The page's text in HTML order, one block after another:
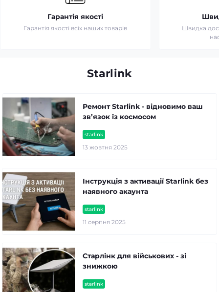
Гарантія якості
Гарантія якості всіх наших товарів
Швидка
Starlink
starlink
13 жовтня 2025
Ремонт Starlink - відновимо ваш
зв’язок із космосом
starlink
11 серпня 2025
Інструкція з активації Starlink без
наявного акаунта
starlink
Старлінк для військових - зі
знижкою